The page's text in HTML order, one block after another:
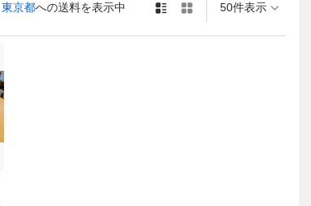
東京都への送料を表示中 50件表示